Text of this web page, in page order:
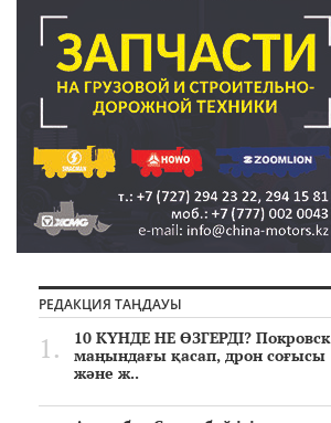
РЕДАКЦИЯ ТАҢДАУЫ
10 КҮНДЕ НЕ ӨЗГЕРДІ? Покровск
маңындағы қасап, дрон соғысы
және ж..